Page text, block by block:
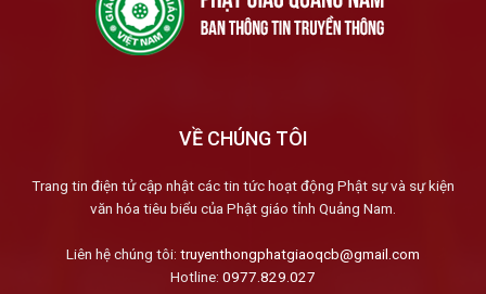
VỀ CHÚNG TÔI
Trang tin điện tử cập nhật các tin tức hoạt động Phật sự và sự kiện
văn hóa tiêu biểu của Phật giáo tỉnh Quảng Nam.
Liên hệ chúng tôi: truyenthongphatgiaoqcb@gmail.com
Hotline: 0977.829.027